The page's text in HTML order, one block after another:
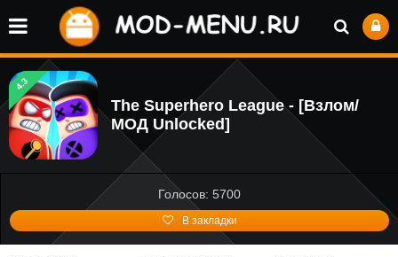
4.3
The Superhero League - [Взлом/
МОД Unlocked]
Голосов: 5700
В закладки